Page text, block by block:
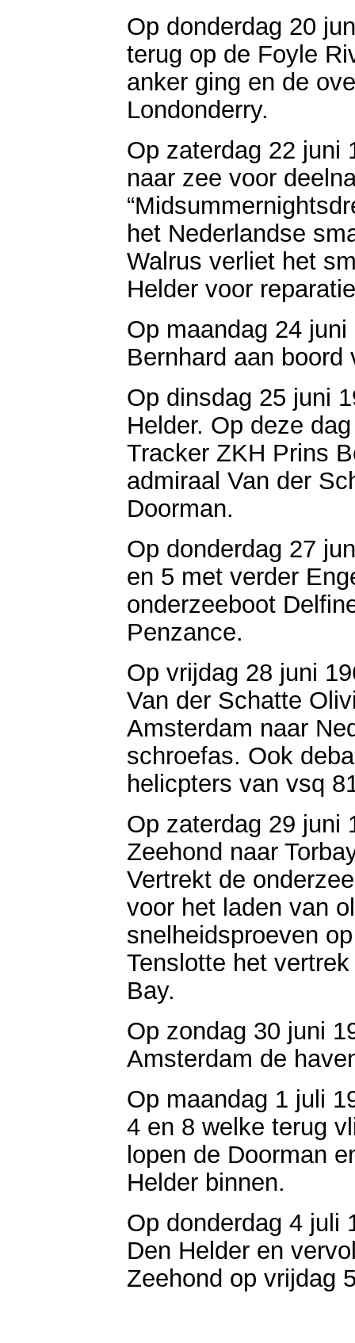
Op donderdag 20
terug op de Foyle
anker ging en de
Londonderry.
Op zaterdag 22 juni
naar zee voor
het Nederlandse
Walrus verliet het
Helder voor
Op maandag 24
Bernhard aan boord
Op dinsdag 25 juni
Helder. Op deze
Tracker ZKH Prins
admiraal Van der
Doorman.
Op donderdag 27
en 5 met verder
onderzeeboot
Penzance.
Op vrijdag 28 juni
Van der Schatte
Amsterdam naar
schroefas. Ook
helicpters van vsq
Op zaterdag 29 juni
Zeehond naar
Vertrekt de
voor het laden van
snelheidsproeven
Tenslotte het
Bay.
Op zondag 30 juni
Amsterdam de
Op maandag 1 juli
4 en 8 welke terug
lopen de Doorman
Helder binnen.
Op donderdag 4 juli
Den Helder en
Zeehond op vrijdag